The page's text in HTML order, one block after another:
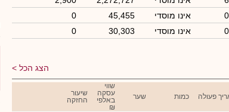
אינו מוסדי 45,455
0
אינו מוסדי 30,303
0
הצג הכל
פעולה כמות שער
שווי
עסקה
באלפי
₪
שיעור
החזקה